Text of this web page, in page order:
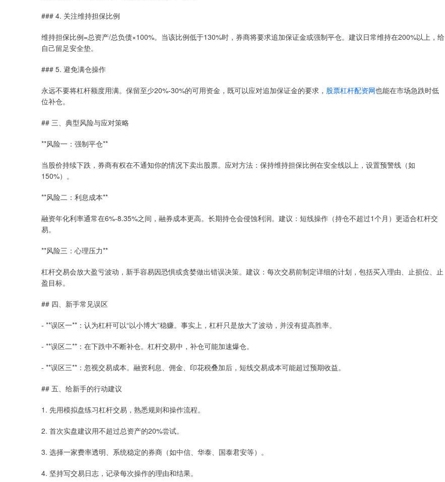
### 4. 关注维持担保比例
维持担保比例=总资产/总负债×100%。当该比例低于130%时，券商将要求追加保证金或强制平仓。建议日常维持在200%以上，给
自己留足安全垫。
### 5. 避免满仓操作
永远不要将杠杆额度用满。保留至少20%-30%的可用资金，既可以应对追加保证金的要求， 股票杠杆配资网也能在市场急跌时低
位补仓。
## 三、典型风险与应对策略
**风险一：强制平仓**
当股价持续下跌，券商有权在不通知你的情况下卖出股票。应对方法：保持维持担保比例在安全线以上，设置预警线（如
150%）。
**风险二：利息成本**
融资年化利率通常在6%-8.35%之间，融券成本更高。长期持仓会侵蚀利润。建议：短线操作（持仓不超过1个月）更适合杠杆交
易。
**风险三：心理压力**
杠杆交易会放大盈亏波动，新手容易因恐惧或贪婪做出错误决策。建议：每次交易前制定详细的计划，包括买入理由、止损位、止
盈目标。
## 四、新手常见误区
- **误区一**：认为杠杆可以“以小博大”稳赚。事实上，杠杆只是放大了波动，并没有提高胜率。
- **误区二**：在下跌中不断补仓。杠杆交易中，补仓可能加速爆仓。
- **误区三**：忽视交易成本。融资利息、佣金、印花税叠加后，短线交易成本可能超过预期收益。
## 五、给新手的行动建议
1. 先用模拟盘练习杠杆交易，熟悉规则和操作流程。
2. 首次实盘建议用不超过总资产的20%尝试。
3. 选择一家费率透明、系统稳定的券商（如中信、华泰、国泰君安等）。
4. 坚持写交易日志，记录每次操作的理由和结果。